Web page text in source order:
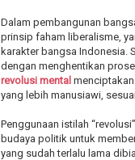
Dalam pembangunan
prinsip faham liberalisme,
karakter bangsa Indonesia.
dengan menghentikan
revolusi mentalmenciptakan
yang lebih manusiawi,
Penggunaan istilah
budaya politik untuk
yang sudah terlalu lama